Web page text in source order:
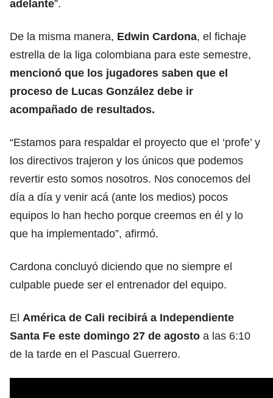
adelante”.
De la misma manera, Edwin Cardona, el fichaje
estrella de la liga colombiana para este semestre,
mencionó que los jugadores saben que el
proceso de Lucas González debe ir
acompañado de resultados.
“Estamos para respaldar el proyecto que el ‘profe’ y
los directivos trajeron y los únicos que podemos
revertir esto somos nosotros. Nos conocemos del
día a día y venir acá (ante los medios) pocos
equipos lo han hecho porque creemos en él y lo
que ha implementado”, afirmó.
Cardona concluyó diciendo que no siempre el
culpable puede ser el entrenador del equipo.
El América de Cali recibirá a Independiente
Santa Fe este domingo 27 de agosto a las 6:10
de la tarde en el Pascual Guerrero.